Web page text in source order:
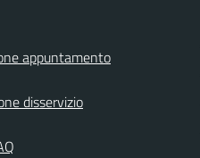
appuntamento
disservizio